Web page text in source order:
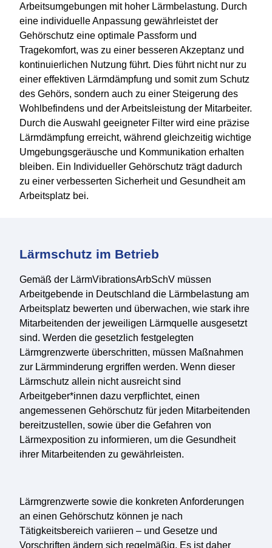
Arbeitsumgebungen mit hoher Lärmbelastung. Durch
eine individuelle Anpassung gewährleistet der
Gehörschutz eine optimale Passform und
Tragekomfort, was zu einer besseren Akzeptanz und
kontinuierlichen Nutzung führt. Dies führt nicht nur zu
einer effektiven Lärmdämpfung und somit zum Schutz
des Gehörs, sondern auch zu einer Steigerung des
Wohlbefindens und der Arbeitsleistung der Mitarbeiter.
Durch die Auswahl geeigneter Filter wird eine präzise
Lärmdämpfung erreicht, während gleichzeitig wichtige
Umgebungsgeräusche und Kommunikation erhalten
bleiben. Ein Individueller Gehörschutz trägt dadurch
zu einer verbesserten Sicherheit und Gesundheit am
Arbeitsplatz bei.
Lärmschutz im Betrieb
Gemäß der LärmVibrationsArbSchV müssen
Arbeitgebende in Deutschland die Lärmbelastung am
Arbeitsplatz bewerten und überwachen, wie stark ihre
Mitarbeitenden der jeweiligen Lärmquelle ausgesetzt
sind. Werden die gesetzlich festgelegten
Lärmgrenzwerte überschritten, müssen Maßnahmen
zur Lärmminderung ergriffen werden. Wenn dieser
Lärmschutz allein nicht ausreicht sind
Arbeitgeber*innen dazu verpflichtet, einen
angemessenen Gehörschutz für jeden Mitarbeitenden
bereitzustellen, sowie über die Gefahren von
Lärmexposition zu informieren, um die Gesundheit
ihrer Mitarbeitenden zu gewährleisten.
Lärmgrenzwerte sowie die konkreten Anforderungen
an einen Gehörschutz können je nach
Tätigkeitsbereich variieren – und Gesetze und
Vorschriften ändern sich regelmäßig. Es ist daher